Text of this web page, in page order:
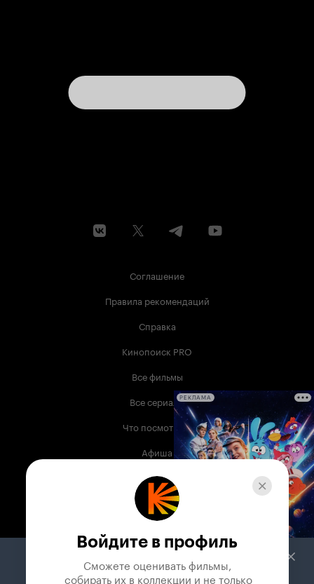
Соглашение
Правила рекомендаций
Справка
Кинопоиск PRO
Все фильмы
Все сериалы
Что посмотреть
Афиша
Музыка
Телепрограмма
Служба поддержки
РЕКЛАМА
Войдите в профиль
Сможете оценивать фильмы,
собирать их в коллекции и не только